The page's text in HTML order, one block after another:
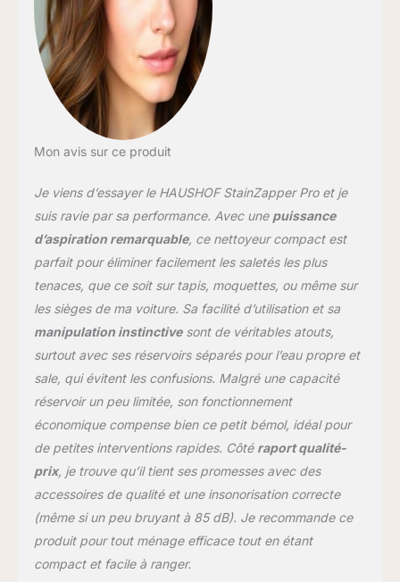
: 1500 ml, capacité du
réservoir d'eau sale : 800
ml. La capacité accrue du
réservoir d'eau réduit le
nombre de remplissages
et de vidages et améliore
qui servent de dispositif
de sécurité pour
empêcher les fuites dues
à l'aspiration d'une trop
grande quantité d'eaux
usées. Lorsque les eaux
usées atteignent leur
capacité maximale,
veuillez les vider à temps
pour éviter que l'appareil
ne cesse d'aspirer Tuyau
prolongé et tête de
brosse améliorée : Avec
cm de long pour éliminer
les taches. Dispose
également d'une
fonction de rangement
enroulez le tuyau sur le
support pour le ranger
Mon avis sur ce produit
Je viens d’essayer le HAUSHOF StainZapper Pro et je
suis ravie par sa performance. Avec une puissance
d’aspiration remarquable, ce nettoyeur compact est
parfait pour éliminer facilement les saletés les plus
tenaces, que ce soit sur tapis, moquettes, ou même sur
les sièges de ma voiture. Sa facilité d’utilisation et sa
manipulation instinctivesont de véritables atouts,
surtout avec ses réservoirs séparés pour l’eau propre et
sale, qui évitent les confusions. Malgré une capacité
réservoir un peu limitée, son fonctionnement
économique compense bien ce petit bémol, idéal pour
de petites interventions rapides. Côté raport qualité-
prix, je trouve qu’il tient ses promesses avec des
accessoires de qualité et une insonorisation correcte
(même si un peu bruyant à 85 dB). Je recommande ce
produit pour tout ménage efficace tout en étant
compact et facile à ranger.